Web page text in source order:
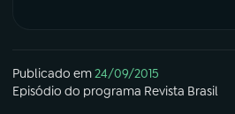
Publicado em24/09/2015
Episódio do programa Revista Brasil